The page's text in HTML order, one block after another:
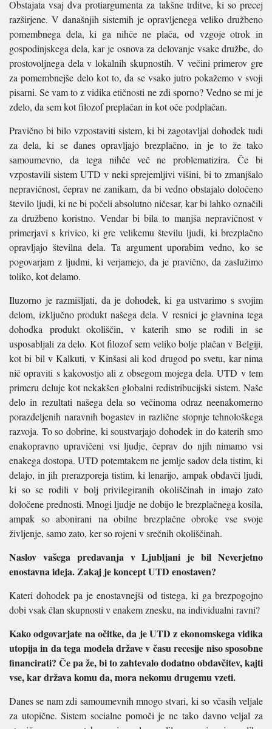
Obstajata vsaj dva protiargumenta za takšne trditve, ki so precej
razširjene. V današnjih sistemih je opravljenega veliko družbeno
pomembnega dela, ki ga nihče ne plača, od vzgoje otrok in
gospodinjskega dela, kar je osnova za delovanje vsake družbe, do
prostovoljnega dela v lokalnih skupnostih. V večini primerov gre
za pomembnejše delo kot to, da se vsako jutro pokažemo v svoji
pisarni. Se vam to z vidika etičnosti ne zdi sporno? Vedno se mi je
zdelo, da sem kot filozof preplačan in kot oče podplačan.
Pravično bi bilo vzpostaviti sistem, ki bi zagotavljal dohodek tudi
za dela, ki se danes opravljajo brezplačno, in je to že tako
samoumevno, da tega nihče več ne problematizira. Če bi
vzpostavili sistem UTD v neki sprejemljivi višini, bi to zmanjšalo
nepravičnost, čeprav ne zanikam, da bi vedno obstajalo določeno
število ljudi, ki ne bi počeli absolutno ničesar, kar bi lahko označili
za družbeno koristno. Vendar bi bila to manjša nepravičnost v
primerjavi s krivico, ki gre velikemu številu ljudi, ki brezplačno
opravljajo številna dela. Ta argument uporabim vedno, ko se
pogovarjam z ljudmi, ki verjamejo, da je pravično, da zaslužimo
toliko, kot delamo.
Iluzorno je razmišljati, da je dohodek, ki ga ustvarimo s svojim
delom, izključno produkt našega dela. V resnici je glavnina tega
dohodka produkt okoliščin, v katerih smo se rodili in se
usposabljali za delo. Kot filozof sem veliko bolje plačan v Belgiji,
kot bi bil v Kalkuti, v Kinšasi ali kod drugod po svetu, kar nima
nič opraviti s kakovostjo ali z obsegom mojega dela. UTD v tem
primeru deluje kot nekakšen globalni redistribucijski sistem. Naše
delo in rezultati našega dela so večinoma odraz neenakomerno
porazdeljenih naravnih bogastev in različne stopnje tehnološkega
razvoja. To so dobrine, ki soustvarjajo dohodek in do katerih smo
enakopravno upravičeni vsi ljudje, čeprav do njih nimamo vsi
enakega dostopa. UTD potemtakem ne jemlje sadov dela tistim, ki
delajo, in jih prerazporeja tistim, ki lenarijo, ampak obdavči ljudi,
ki so se rodili v bolj privilegiranih okoliščinah in imajo zato
določene prednosti. Mnogi ljudje ne dobijo le brezplačnega kosila,
ampak so abonirani na obilne brezplačne obroke vse svoje
življenje, samo zato, ker so rojeni v srečnih okoliščinah.
Naslov vašega predavanja v Ljubljani je bil Neverjetno
enostavna ideja. Zakaj je koncept UTD enostaven?
Kateri dohodek pa je enostavnejši od tistega, ki ga brezpogojno
dobi vsak član skupnosti v enakem znesku, na individualni ravni?
Kako odgovarjate na očitke, da je UTD z ekonomskega vidika
utopija in da tega modela države v času recesije niso sposobne
financirati? Če pa že, bi to zahtevalo dodatno obdavčitev, kajti
vse, kar država komu da, mora nekomu drugemu vzeti.
Danes se nam zdi samoumevnih mnogo stvari, ki so včasih veljale
za utopične. Sistem socialne pomoči je ne tako davno veljal za